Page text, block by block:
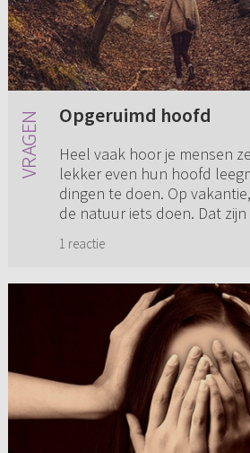
Opgeruimd hoofd
Heel vaak hoor je mensen
lekker even hun hoofd
dingen te doen. Op
de natuur iets doen. Dat
1 reactie